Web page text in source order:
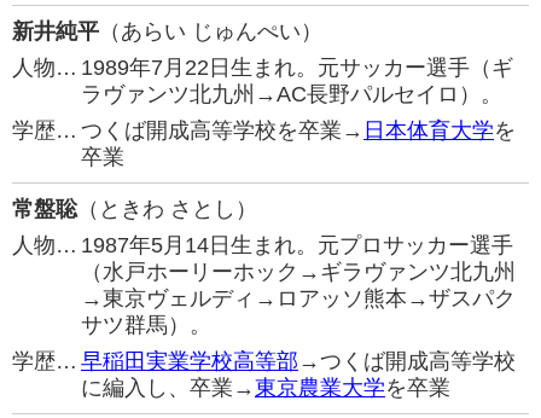
新井純平 （あらい じゅんぺい）
人物… 1989年7月22日生まれ。元サッカー選手（ギ
ラヴァンツ北九州→AC長野パルセイロ）。
学歴… つくば開成高等学校を卒業→ 日本体育大学を
卒業
常盤聡（ときわ さとし）
人物… 1987年5月14日生まれ。元プロサッカー選手
（水戸ホーリーホック→ギラヴァンツ北九州
→東京ヴェルディ→ロアッソ熊本→ザスパク
サツ群馬）。
学歴… 早稲田実業学校高等部 →つくば開成高等学校
に編入し、卒業→東京農業大学を卒業